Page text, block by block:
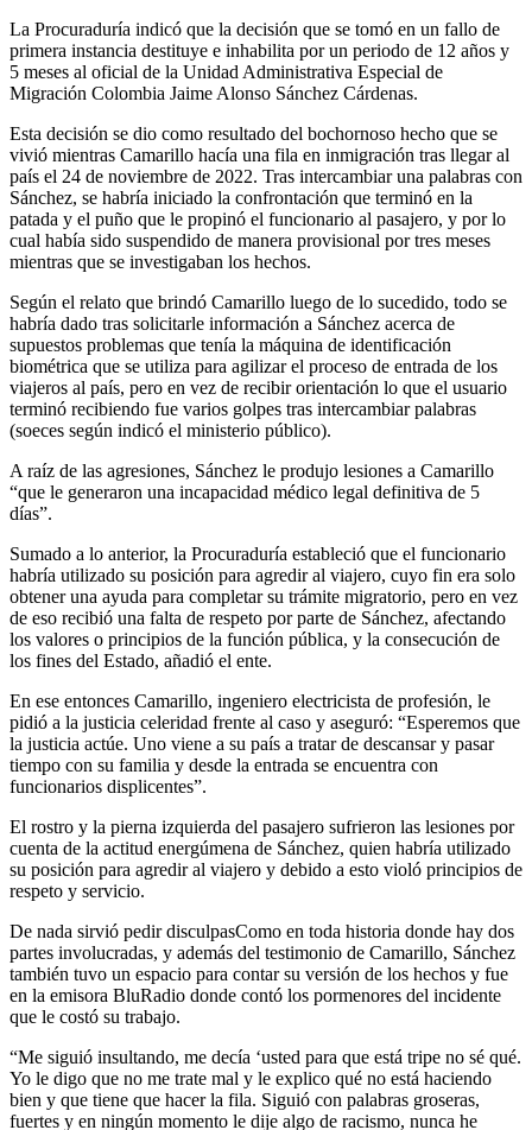
La Procuraduría indicó que la decisión que se tomó en un fallo de
primera instancia destituye e inhabilita por un periodo de 12 años y
5 meses al oficial de la Unidad Administrativa Especial de
Migración Colombia Jaime Alonso Sánchez Cárdenas.
Esta decisión se dio como resultado del bochornoso hecho que se
vivió mientras Camarillo hacía una fila en inmigración tras llegar al
país el 24 de noviembre de 2022. Tras intercambiar una palabras con
Sánchez, se habría iniciado la confrontación que terminó en la
patada y el puño que le propinó el funcionario al pasajero, y por lo
cual había sido suspendido de manera provisional por tres meses
mientras que se investigaban los hechos.
Según el relato que brindó Camarillo luego de lo sucedido, todo se
habría dado tras solicitarle información a Sánchez acerca de
supuestos problemas que tenía la máquina de identificación
biométrica que se utiliza para agilizar el proceso de entrada de los
viajeros al país, pero en vez de recibir orientación lo que el usuario
terminó recibiendo fue varios golpes tras intercambiar palabras
(soeces según indicó el ministerio público).
A raíz de las agresiones, Sánchez le produjo lesiones a Camarillo
“que le generaron una incapacidad médico legal definitiva de 5
días”.
Sumado a lo anterior, la Procuraduría estableció que el funcionario
habría utilizado su posición para agredir al viajero, cuyo fin era solo
obtener una ayuda para completar su trámite migratorio, pero en vez
de eso recibió una falta de respeto por parte de Sánchez, afectando
los valores o principios de la función pública, y la consecución de
los fines del Estado, añadió el ente.
En ese entonces Camarillo, ingeniero electricista de profesión, le
pidió a la justicia celeridad frente al caso y aseguró: “Esperemos que
la justicia actúe. Uno viene a su país a tratar de descansar y pasar
tiempo con su familia y desde la entrada se encuentra con
funcionarios displicentes”.
El rostro y la pierna izquierda del pasajero sufrieron las lesiones por
cuenta de la actitud energúmena de Sánchez, quien habría utilizado
su posición para agredir al viajero y debido a esto violó principios de
respeto y servicio.
De nada sirvió pedir disculpasComo en toda historia donde hay dos
partes involucradas, y además del testimonio de Camarillo, Sánchez
también tuvo un espacio para contar su versión de los hechos y fue
en la emisora BluRadio donde contó los pormenores del incidente
que le costó su trabajo.
“Me siguió insultando, me decía ‘usted para que está tripe no sé qué.
Yo le digo que no me trate mal y le explico qué no está haciendo
bien y que tiene que hacer la fila. Siguió con palabras groseras,
fuertes y en ningún momento le dije algo de racismo, nunca he